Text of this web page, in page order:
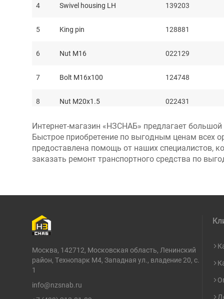
4 Swivel housing LH 139203
5 King pin 128881
6 Nut M16 022129
7 Bolt M16x100 124748
8 Nut M20x1.5 022431
9 Seal ring 123208
10 Bush 125390
12 Cylinder head 049138
13
Интернет-магазин «НЗСНАБ» предлагает
Быстрое приобретение по выгодным ценам всех
предоставлена помощь от наших специалистов,
заказать ремонт транспортного средства по
Москва, 142712, Московская область, Ленинский
район, Технопарк М4, Западная ул., владение 20, с.
1
info@nzsnab.ru